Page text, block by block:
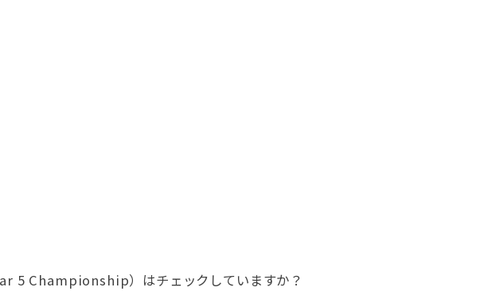
5 Championship）はチェックしていますか？